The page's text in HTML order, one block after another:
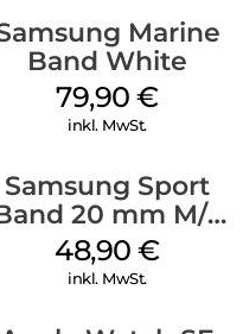
Marine
Band White
79,90€
inkl. MwSt.
Samsung Sport
20 mm M/L
Galaxy Watch
Series Silber
48,90€
inkl. MwSt.